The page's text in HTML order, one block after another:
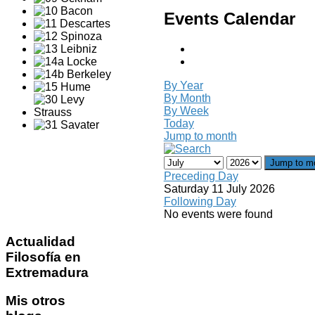
Events Calendar
By Year
By Month
By Week
Today
Jump to month
Jump to
Preceding Day
Saturday 11 July 2026
Following Day
No events were found
Actualidad
Filosofía en
Extremadura
Mis otros